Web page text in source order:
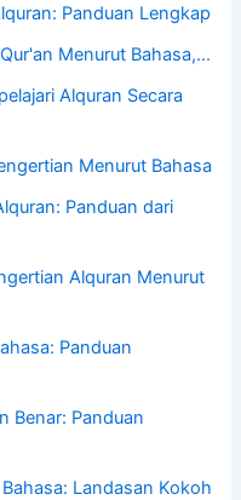
Panduan Lengkap
Menurut Bahasa,…
Alquran Secara
Menurut Bahasa
Panduan dari
Alquran Menurut
Panduan
Benar: Panduan
Landasan Kokoh